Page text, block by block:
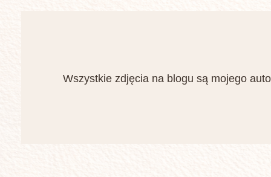
Wszystkie zdjęcia na blogu są mojego